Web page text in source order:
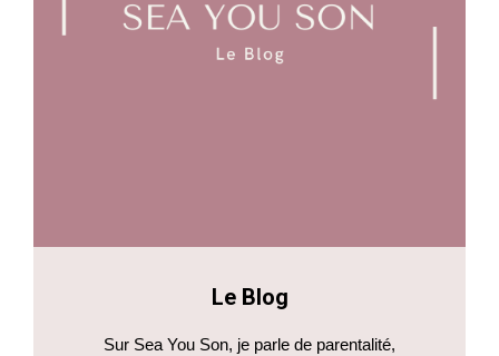
Le Blog
Sur Sea You Son, je parle de parentalité,